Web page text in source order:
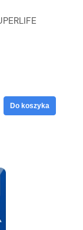
Do koszyka